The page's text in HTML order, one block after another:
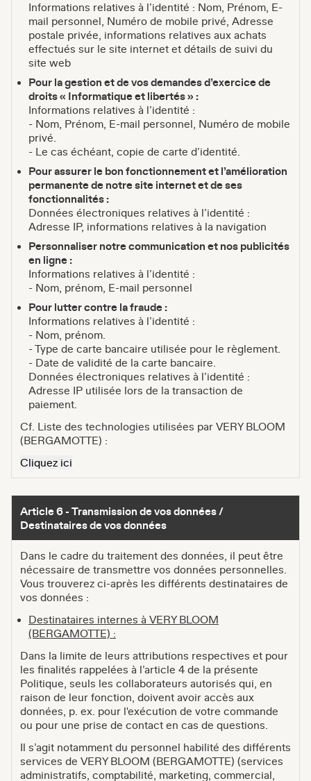
Informations relatives à l’identité : Nom, Prénom, E-
mail personnel, Numéro de mobile privé, Adresse
postale privée, informations relatives aux achats
effectués sur le site internet et détails de suivi du
site web
Pour la gestion et de vos demandes d’exercice de
droits « Informatique et libertés » :
Informations relatives à l’identité :
- Nom, Prénom, E-mail personnel, Numéro de mobile
privé.
- Le cas échéant, copie de carte d’identité.
Pour assurer le bon fonctionnement et l’amélioration
permanente de notre site internet et de ses
fonctionnalités :
Données électroniques relatives à l’identité :
Adresse IP, informations relatives à la navigation
Personnaliser notre communication et nos publicités
en ligne :
Informations relatives à l’identité :
- Nom, prénom, E-mail personnel
Pour lutter contre la fraude :
Informations relatives à l’identité :
- Nom, prénom.
- Type de carte bancaire utilisée pour le règlement.
- Date de validité de la carte bancaire.
Données électroniques relatives à l’identité :
Adresse IP utilisée lors de la transaction de
paiement.
Cf. Liste des technologies utilisées par VERY BLOOM
(BERGAMOTTE) :
Cliquez ici
Article 6 - Transmission de vos données /
Destinataires de vos données
Dans le cadre du traitement des données, il peut être
nécessaire de transmettre vos données personnelles.
Vous trouverez ci-après les différents destinataires de
vos données :
Destinataires internes à VERY BLOOM
(BERGAMOTTE) :
Dans la limite de leurs attributions respectives et pour
les finalités rappelées à l’article 4 de la présente
Politique, seuls les collaborateurs autorisés qui, en
raison de leur fonction, doivent avoir accès aux
données, p. ex. pour l'exécution de votre commande
ou pour une prise de contact en cas de questions.
Il s’agit notamment du personnel habilité des différents
services de VERY BLOOM (BERGAMOTTE) (services
administratifs, comptabilité, marketing, commercial,